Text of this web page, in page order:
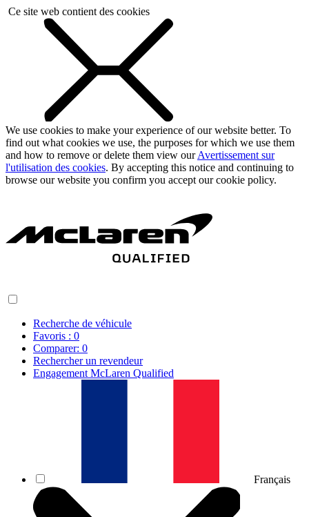
Ce site web contient des cookies
We use cookies to make your experience of our website better. To
find out what cookies we use, the purposes for which we use them
and how to remove or delete them view ourAvertissement sur
l'utilisation des cookies. By accepting this notice and continuing to
browse our website you confirm you accept our cookie policy.
Recherche de véhicule
Favoris : 0
Comparer: 0
Rechercher un revendeur
Engagement McLaren Qualified
Français